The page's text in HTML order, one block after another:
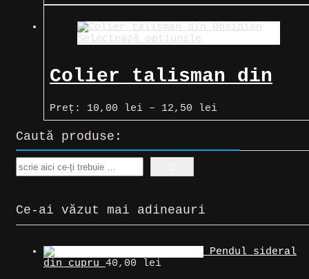
Selectează opțiunile
Colier talisman din
Obsidian
Preț: 10,00 lei – 12,50 leiInterval
de
până
Caută produse:
Ce-ai văzut mai adineauri
Pendul sideral
din cupru 40,00 lei